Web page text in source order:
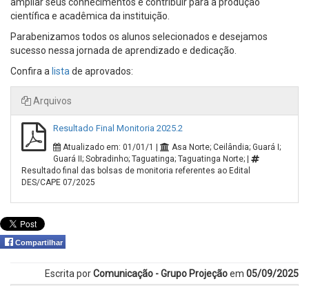
científica e acadêmica da instituição.
Parabenizamos todos os alunos selecionados e desejamos
sucesso nessa jornada de aprendizado e dedicação.
Confira a lista de aprovados:
Arquivos
Resultado Final Monitoria 2025.2
Atualizado em: 01/01/1 |
Asa Norte; Ceilândia; Guará I;
Guará II; Sobradinho; Taguatinga; Taguatinga Norte; |
Resultado final das bolsas de monitoria referentes ao Edital
DES/CAPE 07/2025
Compartilhar
Escrita porComunicação - Grupo Projeçãoem 05/09/2025